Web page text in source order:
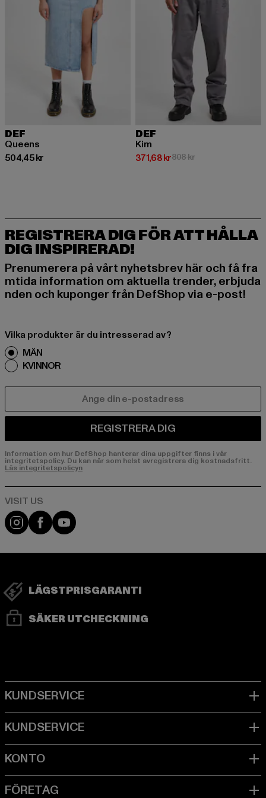
DEF
Queens
504,45 kr
Nuvarande pris: 504,45 kr
DEF
Kim
371,68 kr
Nuvarande pris: 371,68 kr
808 krKampanjpris: 808 kr
REGISTRERA DIG FÖR ATT HÅLLA
DIG INSPIRERAD!
Prenumerera på vårt nyhetsbrev här och få fra
mtida information om aktuella trender, erbjuda
nden och kuponger från DefShop via e-post!
Vilka produkter är du intresserad av?
MÄN
KVINNOR
REGISTRERA DIG
Information om hur DefShop hanterar dina uppgifter finns i vår
integritetspolicy. Du kan när som helst avregistrera dig kostnadsfritt.
Läs integritetspolicyn
Visit our Instagram page:
Visit our Facebook page:
Visit our YouTube channel:
LÄGSTPRISGARANTI
SÄKER UTCHECKNING